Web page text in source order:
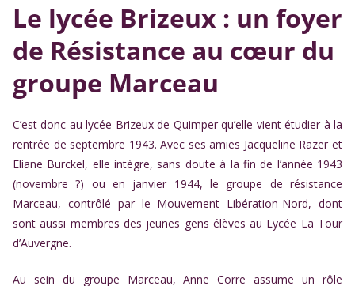
Le lycée Brizeux : un foyer
de Résistance au cœur du
groupe Marceau
C’est donc au lycée Brizeux de Quimper qu’elle vient étudier à la
rentrée de septembre 1943. Avec ses amies Jacqueline Razer et
Eliane Burckel, elle intègre, sans doute à la fin de l’année 1943
(novembre ?) ou en janvier 1944, le groupe de résistance
Marceau, contrôlé par le Mouvement Libération-Nord, dont
sont aussi membres des jeunes gens élèves au Lycée La Tour
d’Auvergne.
Au sein du groupe Marceau, Anne Corre assume un rôle